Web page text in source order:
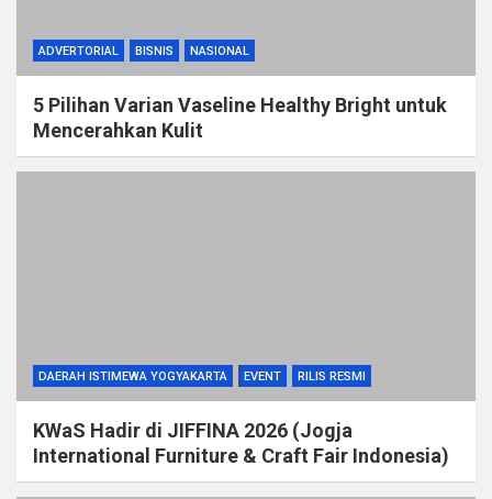
ADVERTORIAL BISNIS NASIONAL
5 Pilihan Varian Vaseline Healthy Bright untuk
Mencerahkan Kulit
DAERAH ISTIMEWA YOGYAKARTA EVENT RILIS RESMI
KWaS Hadir di JIFFINA 2026 (Jogja
International Furniture & Craft Fair Indonesia)